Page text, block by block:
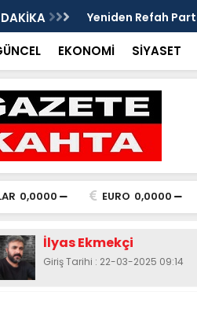
hepimize
Kozağaç Ana
projesinde önemli
EKONOMİ SİYASET
0,0000 EURO 0,0000
İlyas Ekmekçi
Giriş Tarihi : 22-03-2025 09:14